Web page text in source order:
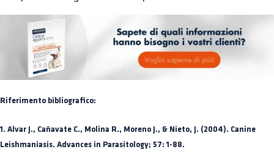
Riferimento bibliografico:
1. Alvar J., Cañavate C., Molina R., Moreno J., & Nieto, J. (2004). Canine
Leishmaniasis. Advances in Parasitology; 57: 1-88.